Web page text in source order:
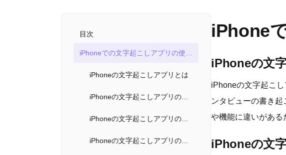
目次
iPhoneの文字起こしアプリとは
iPhone
iPhoneの文
iPhoneの文字起こ
ンタビューの書き
や機能に違いがある
iPhoneの文